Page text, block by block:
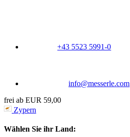
+43 5523 5991-0
info@messerle.com
frei ab EUR 59,00
Zypern
Wählen Sie ihr Land: